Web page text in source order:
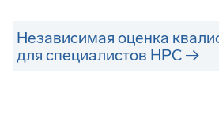
Независимая оценка
для специалистов НРС